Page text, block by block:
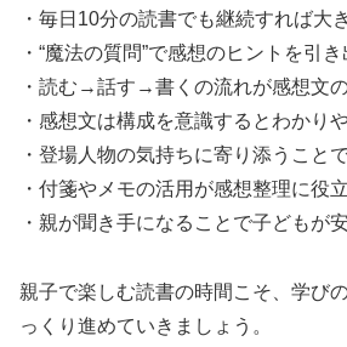
・毎日10分の読書でも継続すれば大
・“魔法の質問”で感想のヒントを引
・読む→話す→書くの流れが感想文
・感想文は構成を意識するとわかり
・登場人物の気持ちに寄り添うこと
・付箋やメモの活用が感想整理に役
・親が聞き手になることで子どもが
親子で楽しむ読書の時間こそ、学び
っくり進めていきましょう。